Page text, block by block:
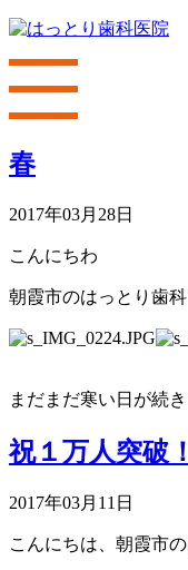
春
2017年03月28日
こんにちわ
朝霞市のはっとり歯科
まだまだ寒い日が続
祝１万人突破
2017年03月11日
こんにちは、朝霞市